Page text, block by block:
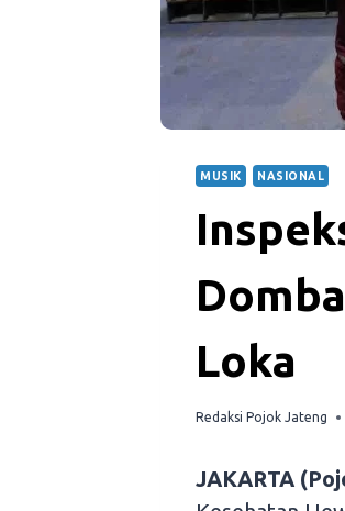
MUSIK NASIONAL
Loka
Redaksi Pojok Jateng
JAKARTA